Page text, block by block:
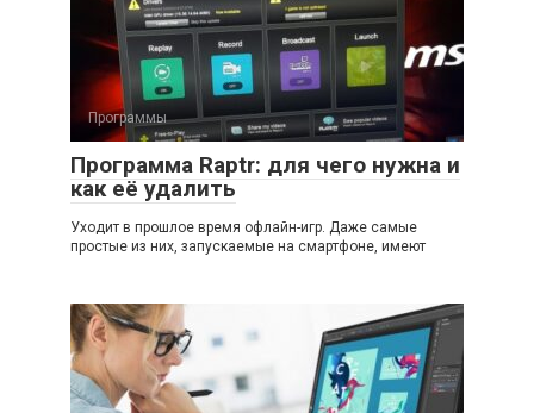
Программы
Программа Raptr: для чего нужна и
как её удалить
Уходит в прошлое время офлайн-игр. Даже самые
простые из них, запускаемые на смартфоне, имеют